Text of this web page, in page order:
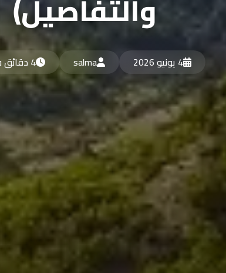
4 يونيو 2026 salma 4 دقائق قراءة